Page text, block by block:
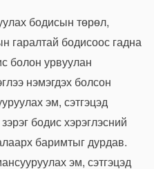
бодисын төрөл,
гаралтай бодисоос гадна
болон урвуулан
нэмэгдэх болсон
эм, сэтгэцэд
бодис хэрэглэсний
баримтыг дурдав.
эм, сэтгэцэд